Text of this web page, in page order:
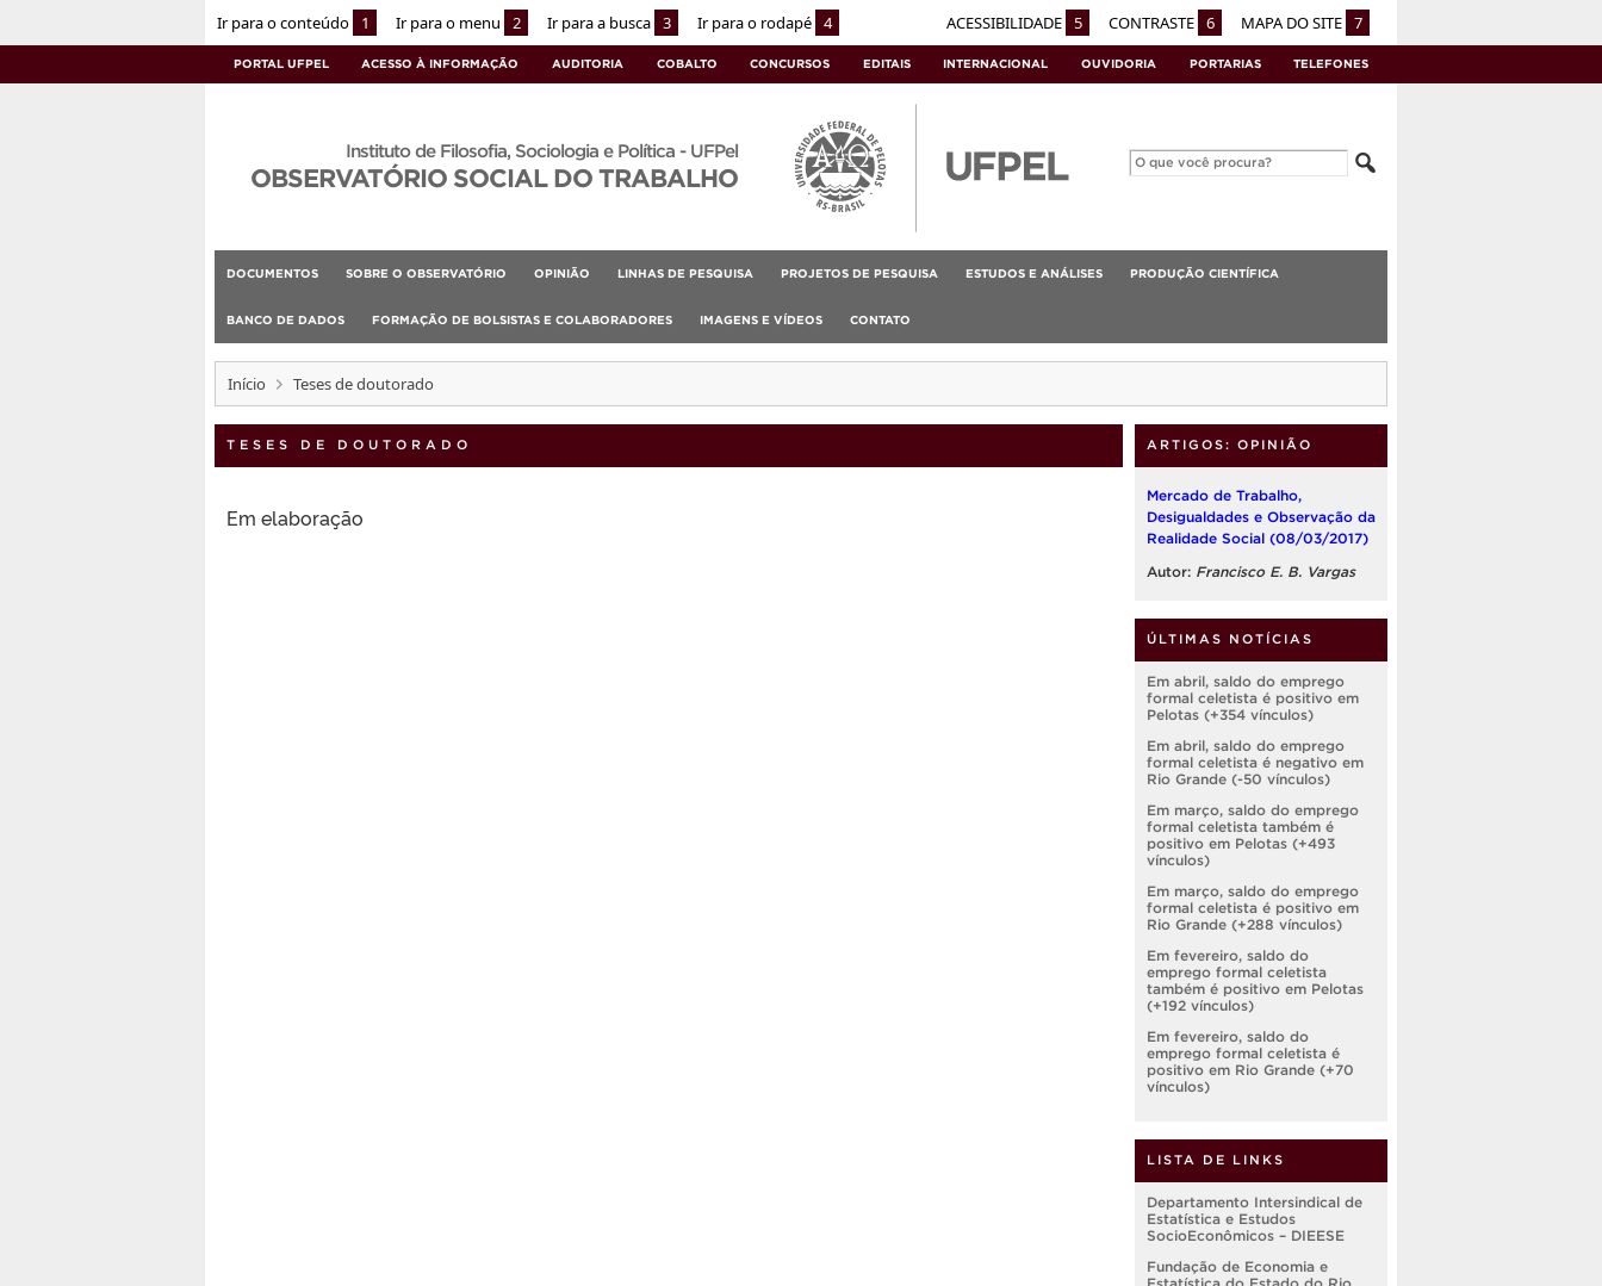
Ir para o conteúdo 1 Ir para o menu 2 Ir para a busca 3 Ir para o rodapé 4 ACESSIBILIDADE 5 CONTRASTE 6 MAPA DO SITE 7
PORTAL UFPEL ACESSO À INFORMAÇÃO AUDITORIA COBALTO CONCURSOS EDITAIS INTERNACIONAL OUVIDORIA PORTARIAS TELEFONES
Instituto de Filosofia, Sociologia e Política - UFPel
OBSERVATÓRIO SOCIAL DO TRABALHO
DOCUMENTOS SOBRE O OBSERVATÓRIO OPINIÃO LINHAS DE PESQUISA PROJETOS DE PESQUISA ESTUDOS E ANÁLISES PRODUÇÃO CIENTÍFICA
BANCO DE DADOS FORMAÇÃO DE BOLSISTAS E COLABORADORES IMAGENS E VÍDEOS CONTATO
Início Teses de doutorado
TESES DE DOUTORADO
Em elaboração
ARTIGOS: OPINIÃO
Mercado de Trabalho,
Desigualdades e Observação da
Realidade Social (08/03/2017)
Autor: Francisco E. B. Vargas
ÚLTIMAS NOTÍCIAS
Em abril, saldo do emprego
formal celetista é positivo em
Pelotas (+354 vínculos)
Em abril, saldo do emprego
formal celetista é negativo em
Rio Grande (-50 vínculos)
Em março, saldo do emprego
formal celetista também é
positivo em Pelotas (+493
vínculos)
Em março, saldo do emprego
formal celetista é positivo em
Rio Grande (+288 vínculos)
Em fevereiro, saldo do
emprego formal celetista
também é positivo em Pelotas
(+192 vínculos)
Em fevereiro, saldo do
emprego formal celetista é
positivo em Rio Grande (+70
vínculos)
LISTA DE LINKS
Departamento Intersindical de
Estatística e Estudos
SocioEconômicos – DIEESE
Fundação de Economia e
Estatística do Estado do Rio